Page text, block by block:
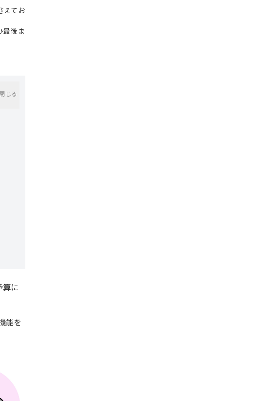
えてお
最後ま
閉じる
算に
能を